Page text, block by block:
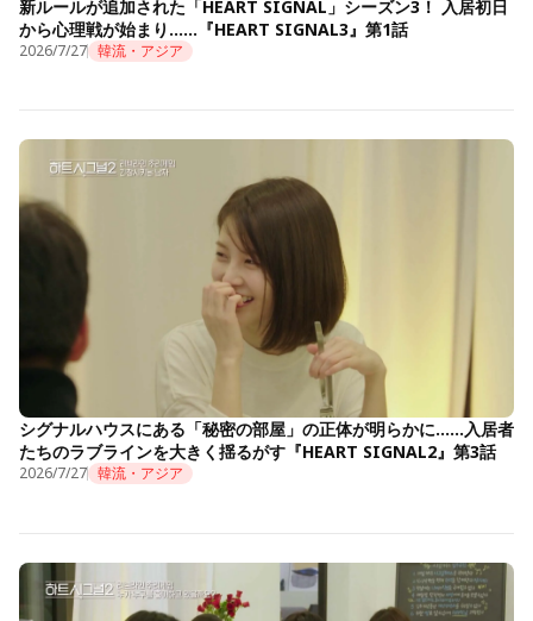
新ルールが追加された「HEART SIGNAL」シーズン3！ 入居初日
から心理戦が始まり……『HEART SIGNAL3』第1話
2026/7/27 韓流・アジア
シグナルハウスにある「秘密の部屋」の正体が明らかに……入居者
たちのラブラインを大きく揺るがす『HEART SIGNAL2』第3話
2026/7/27 韓流・アジア